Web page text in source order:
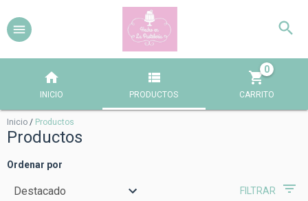
INICIO PRODUCTOS CARRITO
0
Inicio / Productos
Productos
Ordenar por
FILTRAR